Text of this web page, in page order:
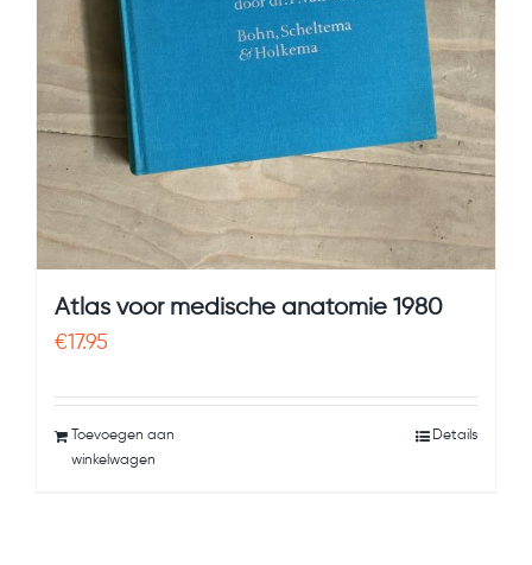
Atlas voor medische anatomie 1980
€17.95
Toevoegen aan
winkelwagen
Details